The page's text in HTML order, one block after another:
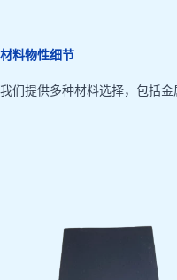
材料物性细节
我们提供多种材料选择，包括